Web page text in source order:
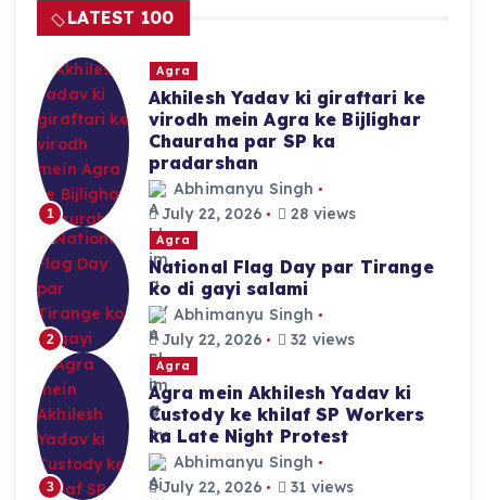
LATEST 100
1
Agra
Akhilesh Yadav ki giraftari ke
virodh mein Agra ke Bijlighar
Chauraha par SP ka
pradarshan
Abhimanyu Singh
July 22, 2026
28 views
2
Agra
National Flag Day par Tirange
ko di gayi salami
Abhimanyu Singh
July 22, 2026
32 views
3
Agra
Agra mein Akhilesh Yadav ki
Custody ke khilaf SP Workers
ka Late Night Protest
Abhimanyu Singh
July 22, 2026
31 views